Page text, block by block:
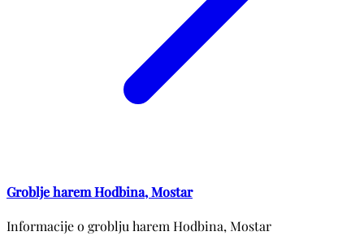
Groblje harem Hodbina, Mostar
Informacije o groblju harem Hodbina, Mostar